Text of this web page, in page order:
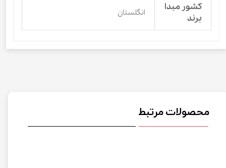
کشور مبدا
برند
انگلستان
محصولات مرتبط